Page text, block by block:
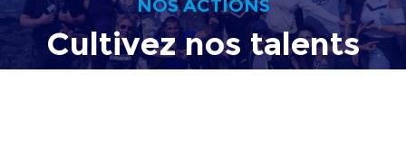
NOS ACTIONS
Cultiveznos talents